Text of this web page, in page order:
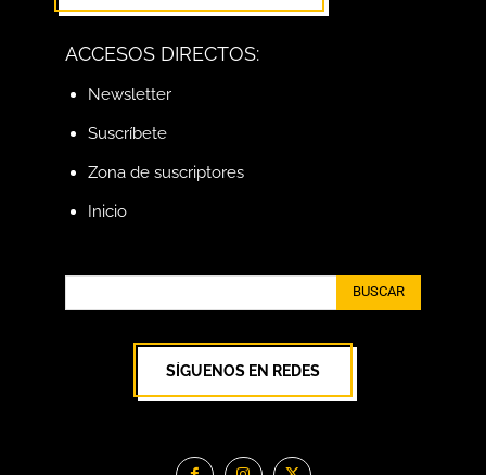
ACCESOS DIRECTOS:
Newsletter
Suscríbete
Zona de suscriptores
Inicio
BUSCAR
SÍGUENOS EN REDES